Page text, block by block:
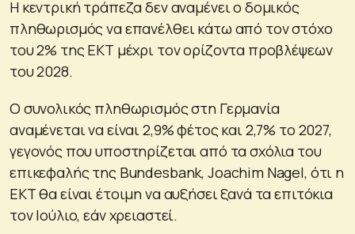
Η κεντρική τράπεζα δεν αναμένει ο δομικός
πληθωρισμός να επανέλθει κάτω από τον στόχο
του 2% της ΕΚΤ μέχρι τον ορίζοντα προβλέψεων
του 2028.
Ο συνολικός πληθωρισμός στη Γερμανία
αναμένεται να είναι 2,9% φέτος και 2,7% το 2027,
γεγονός που υποστηρίζεται από τα σχόλια του
επικεφαλής της Bundesbank, Joachim Nagel, ότι η
ΕΚΤ θα είναι έτοιμη να αυξήσει ξανά τα επιτόκια
τον Ιούλιο, εάν χρειαστεί.